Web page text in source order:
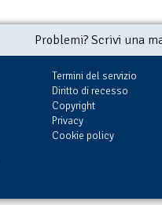
Problemi? Scrivi una
Termini del servizio
Diritto di recesso
Copyright
Privacy
Cookie policy